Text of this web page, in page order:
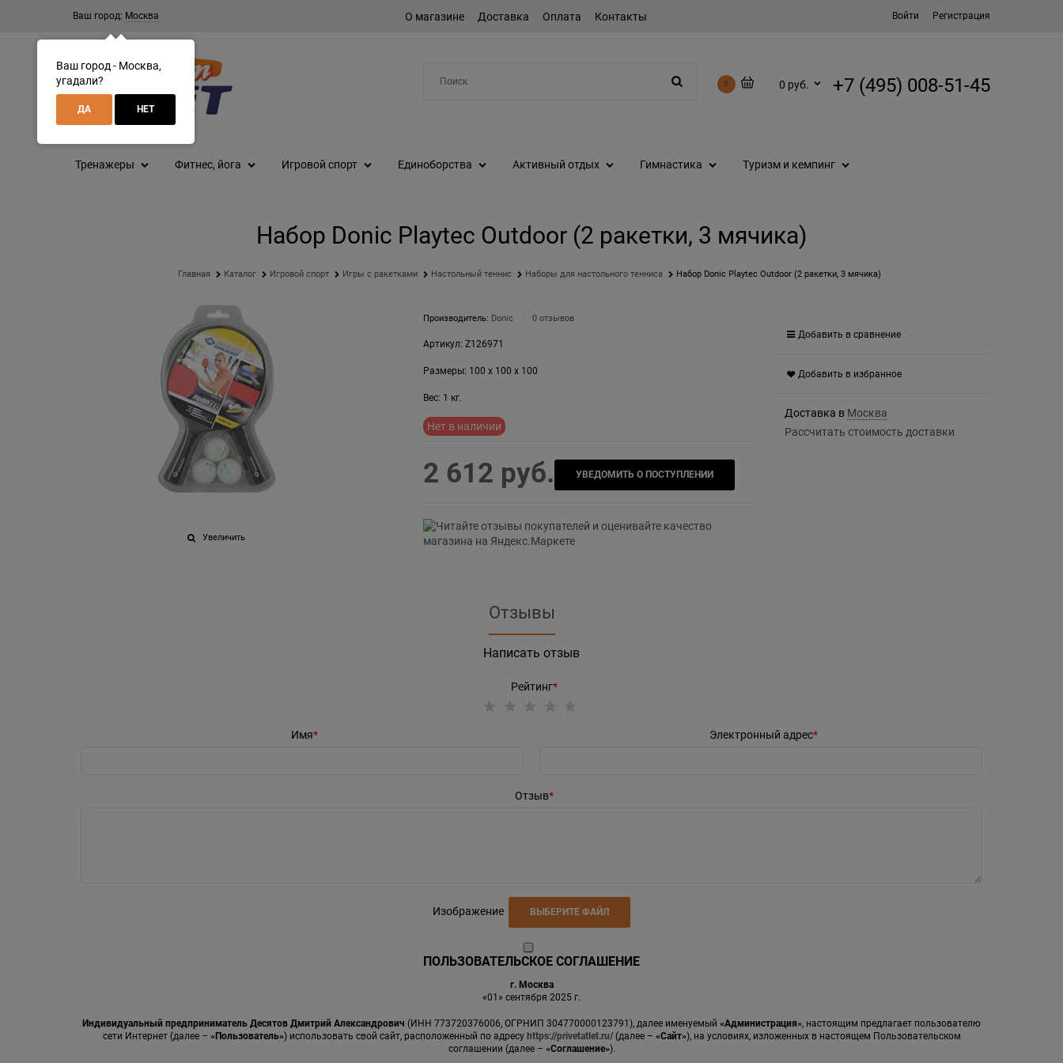
Ваш город: Москва О магазине Доставка Оплата Контакты Войти Регистрация
0 0 руб. +7 (495) 008-51-45
Тренажеры Фитнес, йога Игровой спорт Единоборства Активный отдых Гимнастика Туризм и кемпинг
Набор Donic Playtec Outdoor (2 ракетки, 3 мячика)
Главная Каталог Игровой спорт Игры с ракетками Настольный теннис Наборы для настольного тенниса Набор Donic Playtec Outdoor (2 ракетки, 3 мячика)
Увеличить
Производитель: Donic 0 отзывов
Артикул: Z126971
Размеры: 100 x 100 x 100
Вес: 1 кг.
Нет в наличии
2 612 руб. УВЕДОМИТЬ О ПОСТУПЛЕНИИ
Добавить в сравнение
Добавить в избранное
Доставка в Москва
Рассчитать стоимость доставки
Отзывы
Написать отзыв
Рейтинг
Имя Электронный адрес
Отзыв
Изображение ВЫБЕРИТЕ ФАЙЛ
ПОЛЬЗОВАТЕЛЬСКОЕ СОГЛАШЕНИЕ
г. Москва
«01» сентября 2025 г.
Индивидуальный предприниматель Десятов Дмитрий Александрович (ИНН 773720376006, ОГРНИП 304770000123791), далее именуемый «Администрация», настоящим предлагает пользователю
сети Интернет (далее – «Пользователь») использовать свой сайт, расположенный по адресу https://privetatlet.ru/(далее – «Сайт»), на условиях, изложенных в настоящем Пользовательском
соглашении (далее – «Соглашение»).
Ваш город - Москва,
угадали?
ДА НЕТ